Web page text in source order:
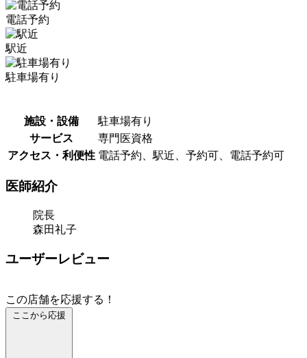
電話予約
駅近
駐車場有り
施設・設備
駐車場有り
サービス
専門医資格
アクセス・利便性 電話予約、駅近、予約可、電話予約可
医師紹介
院長
森田礼子
ユーザーレビュー
この店舗を応援する！
ここから応援